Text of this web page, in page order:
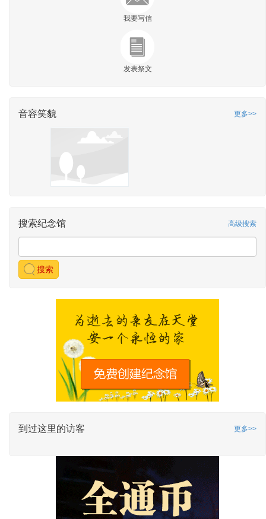
我要写信
发表祭文
音容笑貌 更多>>
搜索纪念馆 高级搜索
搜索
到过这里的访客 更多>>